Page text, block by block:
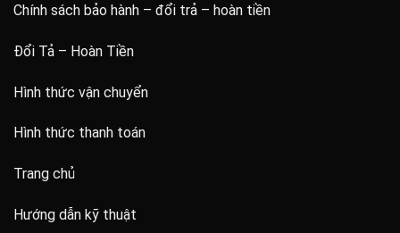
Chính sách bảo hành – đổi trả – hoàn tiền
Đổi Tả – Hoàn Tiền
Hình thức vận chuyển
Hình thức thanh toán
Trang chủ
Hướng dẫn kỹ thuật